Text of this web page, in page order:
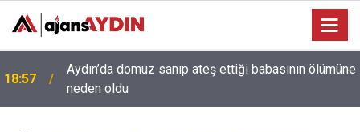
18:13 Yeni Parti'nin Aydın kurucu yönetimi belli oldu